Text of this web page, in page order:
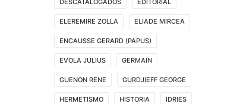
ELEREMIRE ZOLLA ELIADE MIRCEA
ENCAUSSE GERARD (PAPUS)
EVOLA JULIUS GERMAIN
GUENON RENE GURDJIEFF GEORGE
HERMETISMO HISTORIA IDRIES